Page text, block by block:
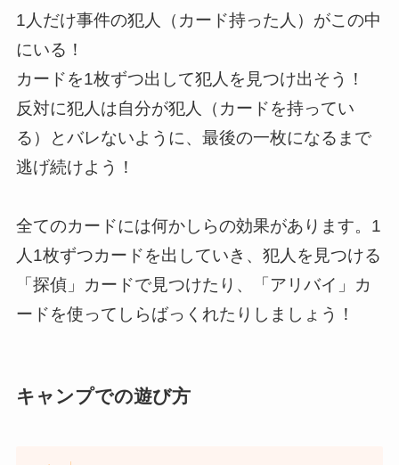
1人だけ事件の犯人（カード持った人）がこの中
にいる！
カードを1枚ずつ出して犯人を見つけ出そう！
反対に犯人は自分が犯人（カードを持ってい
る）とバレないように、最後の一枚になるまで
逃げ続けよう！
全てのカードには何かしらの効果があります。1
人1枚ずつカードを出していき、犯人を見つける
「探偵」カードで見つけたり、「アリバイ」カ
ードを使ってしらばっくれたりしましょう！
キャンプでの遊び方